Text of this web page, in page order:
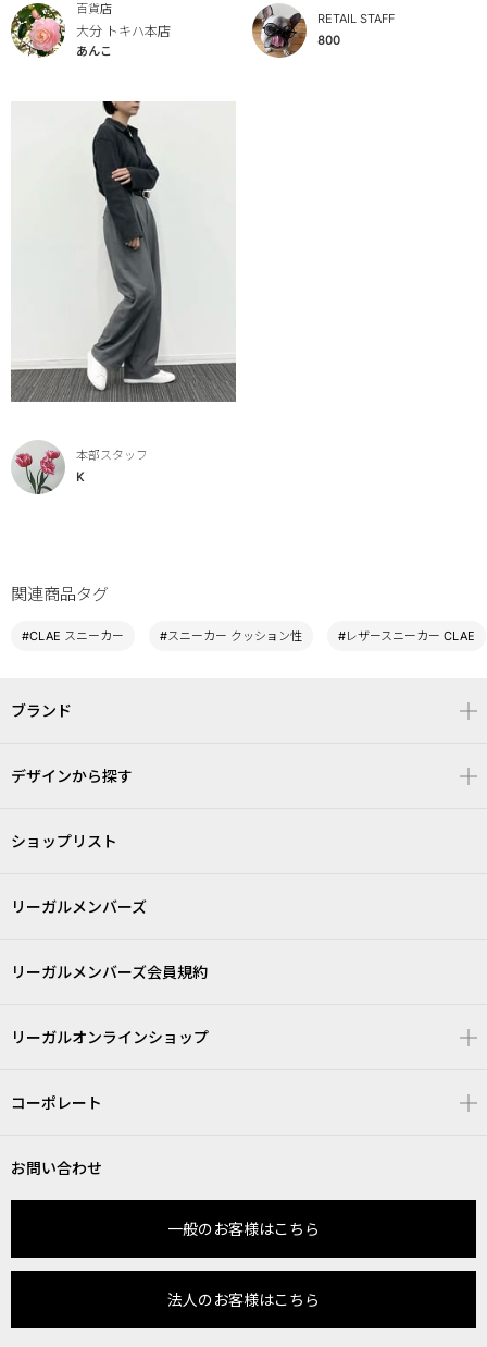
百貨店
大分 トキハ本店
あんこ
RETAIL STAFF
800
本部スタッフ
K
関連商品タグ
#CLAE スニーカー #スニーカー クッション性 #レザースニーカー CLAE
ブランド
デザインから探す
ショップリスト
リーガルメンバーズ
リーガルメンバーズ会員規約
リーガルオンラインショップ
コーポレート
お問い合わせ
一般のお客様はこちら
法人のお客様はこちら